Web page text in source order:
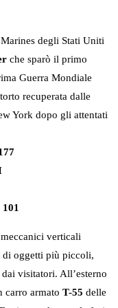
degli Stati Uniti
che sparò il primo
Guerra Mondiale
recuperata dalle
York dopo gli attentati
verticali
di oggetti più piccoli,
visitatori. All’esterno
carro armato T-55 delle